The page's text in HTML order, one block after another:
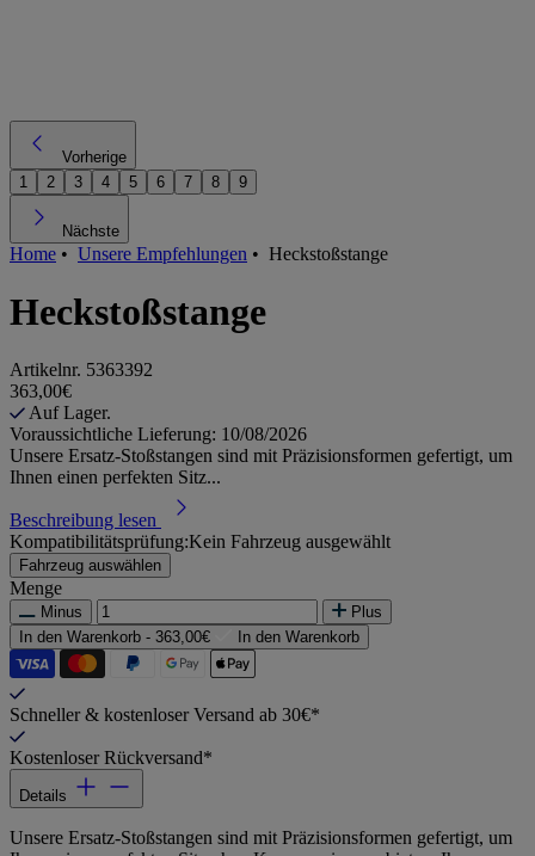
Vorherige
1
2 3 4 5 6 7 8 9
Nächste
Home • Unsere Empfehlungen • Heckstoßstange
Heckstoßstange
Artikelnr. 5363392
363,00€
Auf Lager.
Voraussichtliche Lieferung: 10/08/2026
Unsere Ersatz-Stoßstangen sind mit Präzisionsformen gefertigt, um
Ihnen einen perfekten Sitz...
Beschreibung lesen
Kompatibilitätsprüfung:Kein Fahrzeug ausgewählt
Fahrzeug auswählen
Menge
Minus
Plus
In den Warenkorb - 363,00€ In den Warenkorb
Schneller & kostenloser Versand ab 30€*
Kostenloser Rückversand*
Details
Unsere Ersatz-Stoßstangen sind mit Präzisionsformen gefertigt, um